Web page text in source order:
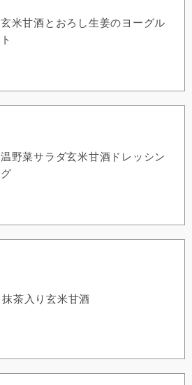
玄米甘酒とおろし生姜のヨーグル
ト
温野菜サラダ玄米甘酒ドレッシン
グ
抹茶入り玄米甘酒